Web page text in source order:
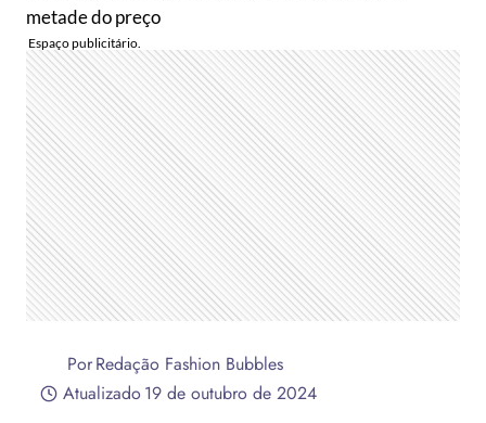
metade do preço
PorRedação Fashion Bubbles
Atualizado19 de outubro de 2024